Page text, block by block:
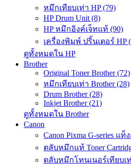
หมึกเทียบเท่า HP (79)
HP Drum Unit (8)
HP หมึกอิงค์เจ็ทแท้ (90)
เครื่องพิมพ์ ปริ้นเตอร์ HP
ดูทั้งหมดใน HP
Brother
Original Toner Brother (72)
หมึกเทียบเท่า Brother (28)
Drum Brother (28)
Inkjet Brother (21)
ดูทั้งหมดใน Brother
Canon
Canon Pixma G-series แ
ตลับหมึกแท้ Toner
ตลับหมึกโทนเนอร์เทียบเท่